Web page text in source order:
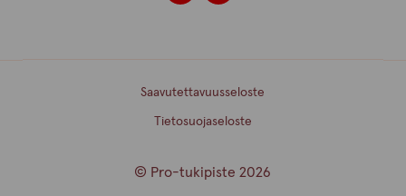
Saavutettavuusseloste
Tietosuojaseloste
© Pro-tukipiste 2026